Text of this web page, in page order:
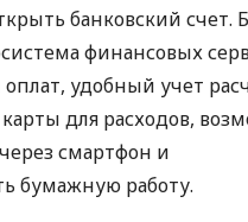
банковский счет.
финансовых
удобный учет
для расходов,
смартфон и
бумажную работу.